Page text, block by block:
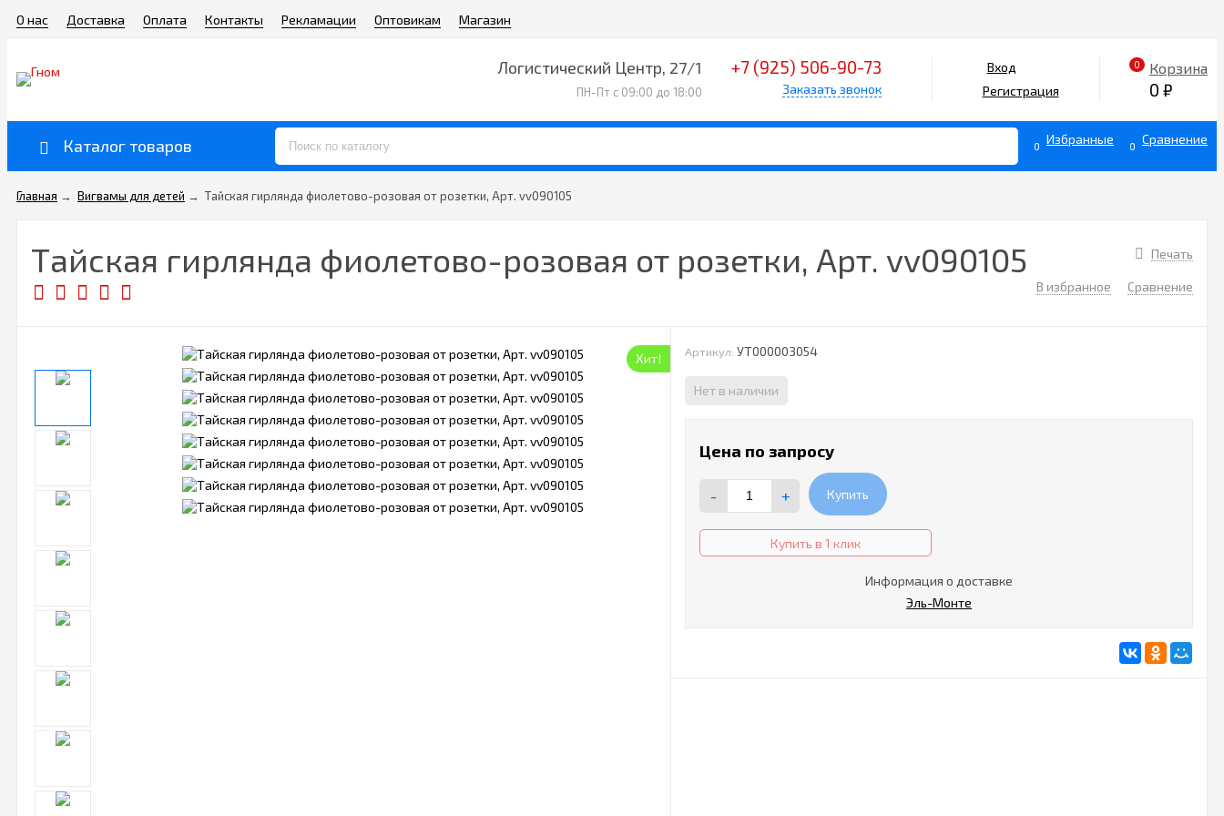
О нас Доставка Оплата Контакты Рекламации Оптовикам Магазин
Логистический Центр, 27/1
ПН-Пт с 09:00 до 18:00
+7 (925) 506-90-73
Заказать звонок
Вход
Регистрация
0 Корзина
0 ₽
Каталог товаров 0 Избранные 0 Сравнение
Главная → Вигвамы для детей → Тайская гирлянда фиолетово-розовая от розетки, Арт. vv090105
Печать
Тайская гирлянда фиолетово-розовая от розетки, Арт. vv090105
В избранное Сравнение
Хит! Артикул: УТ000003054
Нет в наличии
Цена по запросу
- + Купить
Купить в 1 клик
Информация о доставке
Эль-Монте